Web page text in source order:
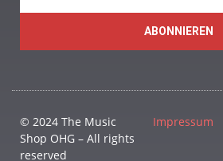
ABONNIEREN
© 2024 The Music
Shop OHG – All rights
reserved
Impressum